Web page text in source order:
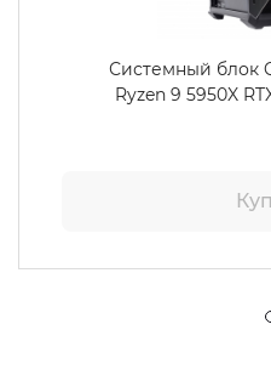
Системный блок
Ryzen 9 5950X